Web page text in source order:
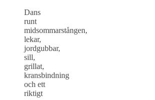
Dans
runt
midsommarstången,
lekar,
jordgubbar,
sill,
grillat,
kransbindning
och ett
riktigt